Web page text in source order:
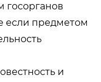
госорганов
если предметом
и